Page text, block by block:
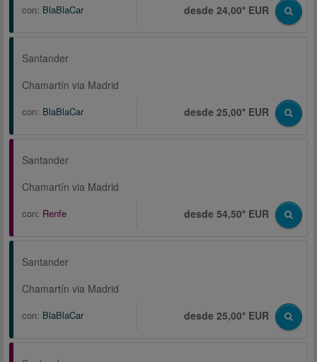
con: BlaBlaCar desde 24,00* EUR
Santander
Chamartín via Madrid
con: BlaBlaCar desde 25,00* EUR
Santander
Chamartín via Madrid
con: Renfe desde 54,50* EUR
Santander
Chamartín via Madrid
con: BlaBlaCar desde 25,00* EUR